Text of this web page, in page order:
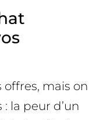
offres, mais on
la peur d’un